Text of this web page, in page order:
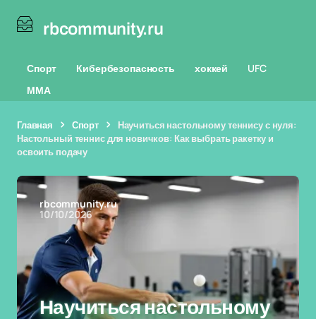
rbcommunity.ru
Спорт Кибербезопасность хоккей
UFC
ММА
Главная Спорт
Научиться настольному теннису с нуля:
Настольный теннис для новичков: Как выбрать ракетку и
освоить подачу
rbcommunity.ru
10/10/2026
Научиться настольному